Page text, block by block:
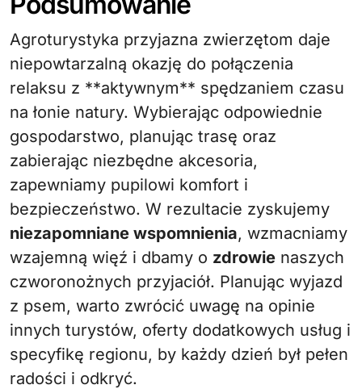
Agroturystyka przyjazna zwierzętom daje
niepowtarzalną okazję do połączenia
relaksu z **aktywnym** spędzaniem czasu
na łonie natury. Wybierając odpowiednie
gospodarstwo, planując trasę oraz
zabierając niezbędne akcesoria,
zapewniamy pupilowi komfort i
bezpieczeństwo. W rezultacie zyskujemy
niezapomniane wspomnienia, wzmacniamy
wzajemną więź i dbamy o zdrowie naszych
czworonożnych przyjaciół. Planując wyjazd
z psem, warto zwrócić uwagę na opinie
innych turystów, oferty dodatkowych usług i
specyfikę regionu, by każdy dzień był pełen
radości i odkryć.